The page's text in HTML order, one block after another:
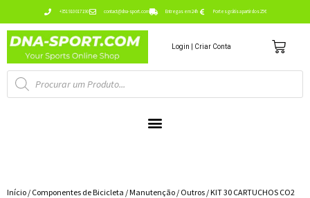
para
conteúdo
+351 910 017 190 contact@dna-sport.com Entregas em 24h Portes grátis a partir dos 25€
Login | Criar Conta
Pesquisa
de
produtos
Início / Componentes de Bicicleta / Manutenção / Outros / KIT 30 CARTUCHOS CO2